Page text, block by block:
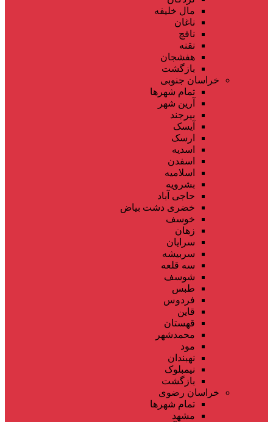
مال خلیفه
ناغان
نافچ
نقنه
هفشجان
بازگشت
خراسان جنوبی
تمام شهر‌ها
آرین شهر
بیرجند
آیسک
ارسک
اسدیه
اسفدن
اسلامیه
بشرویه
حاجی آباد
خضری دشت بیاض
خوسف
زهان
سرایان
سربیشه
سه قلعه
شوسف
طبس
فردوس
قاین
قهستان
محمدشهر
مود
نهبندان
نیمبلوک
بازگشت
خراسان رضوی
تمام شهر‌ها
مشهد